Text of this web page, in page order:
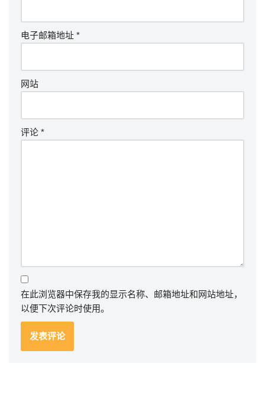
电子邮箱地址 *
网站
评论 *
在此浏览器中保存我的显示名称、邮箱地址和网站地址，
以便下次评论时使用。